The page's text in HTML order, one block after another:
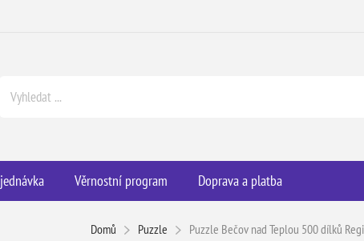
Věrnostní program Doprava a platba
Domů Puzzle Puzzle Bečov nad Teplou 500 dílků